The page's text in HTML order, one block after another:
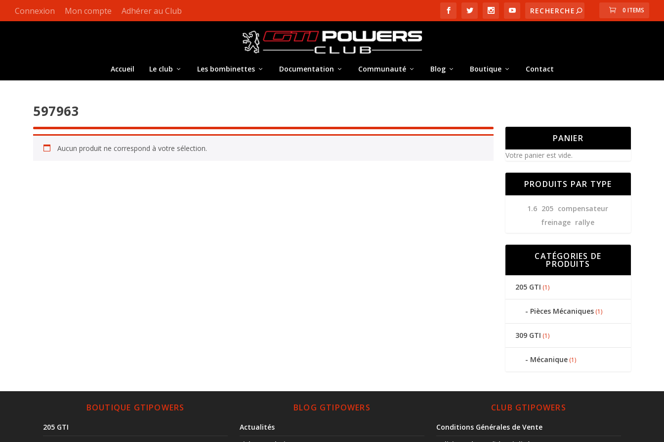
Connexion Mon compte Adhérer au Club 0 ITEMS
Accueil Le club Les bombinettes Documentation Communauté Blog Boutique Contact
597963
Aucun produit ne correspond à votre sélection.
PANIER
Votre panier est vide.
PRODUITS PAR TYPE
1.6 205 compensateur
freinage rallye
CATÉGORIES DE
PRODUITS
205 GTI (1)
Pièces Mécaniques (1)
309 GTI (1)
Mécanique (1)
BOUTIQUE GTIPOWERS
205 GTI
BLOG GTIPOWERS
Actualités
CLUB GTIPOWERS
Conditions Générales de Vente